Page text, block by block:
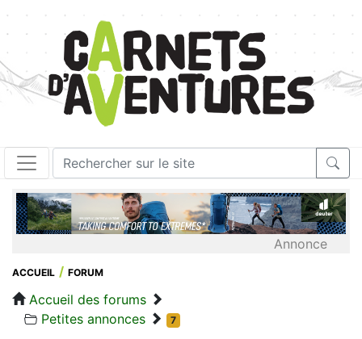
Annonce
ACCUEIL FORUM
Accueil des forums
Petites annonces
7